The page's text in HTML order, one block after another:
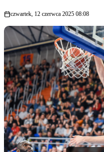
czwartek, 12 czerwca 2025 08:08